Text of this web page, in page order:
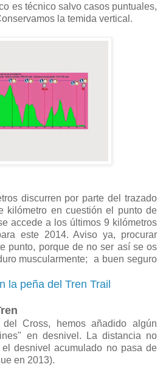
es técnico salvo casos puntuales,
la temida vertical.
discurren por parte del trazado
kilómetro en cuestión el punto de
accede a los últimos 9 kilómetros
este 2014. Aviso ya, procurar
punto, porque de no ser así se os
muscularmente; a buen seguro
la peña del Tren Trail
Cross, hemos añadido algún
en desnivel. La distancia no
el desnivel acumulado no pasa de
en 2013).